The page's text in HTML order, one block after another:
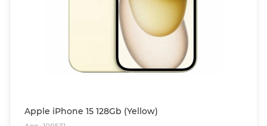
Apple iPhone 15 128Gb (Yellow)